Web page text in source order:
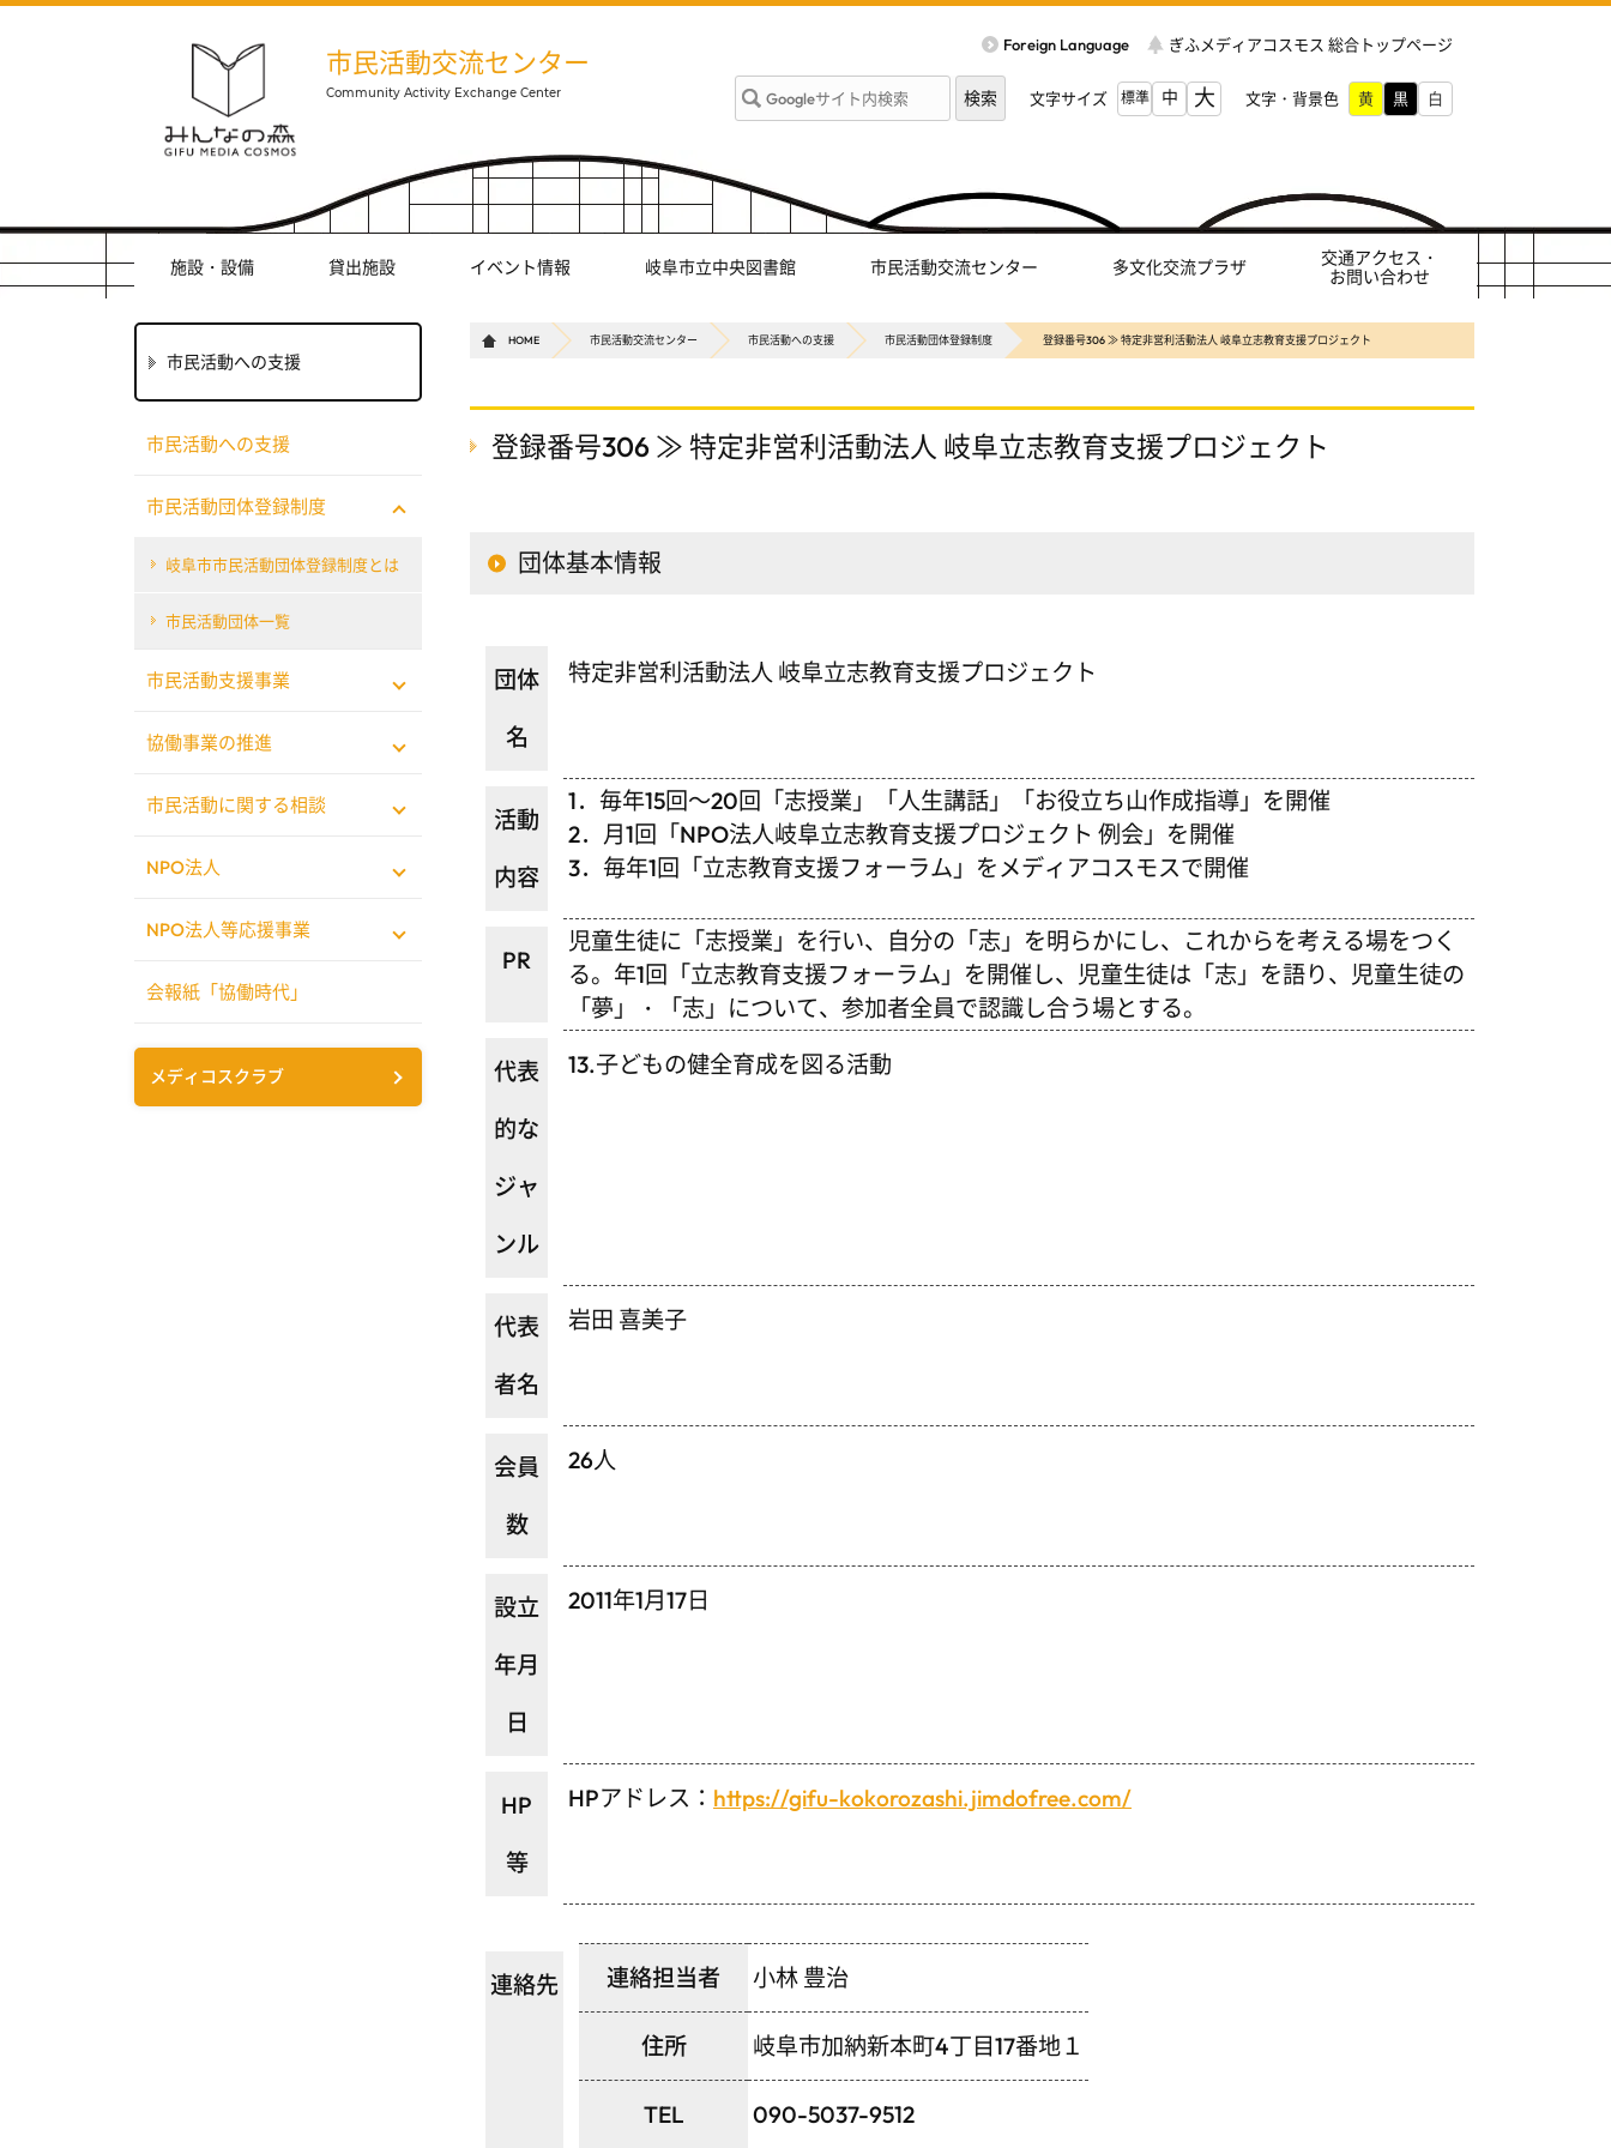
Foreign Language ぎふメディアコスモス 総合トップページ
市民活動交流センター
文字サイズ 標準 中 大 文字・背景色
施設・設備 貸出施設 イベント情報 岐阜市立中央図書館 市民活動交流センター 多文化交流プラザ
交通アクセス・
お問い合わせ
HOME 市民活動交流センター 市民活動への支援 市民活動団体登録制度 登録番号306 ≫ 特定非営利活動法人 岐阜立志教育支援プロジェクト
登録番号306 ≫ 特定非営利活動法人 岐阜立志教育支援プロジェクト
団体基本情報
団体
名
特定非営利活動法人 岐阜立志教育支援プロジェクト
活動
内容
1．毎年15回～20回「志授業」「人生講話」「お役立ち山作成指導」を開催
2．月1回「NPO法人岐阜立志教育支援プロジェクト 例会」を開催
3．毎年1回「立志教育支援フォーラム」をメディアコスモスで開催
PR
児童生徒に「志授業」を行い、自分の「志」を明らかにし、これからを考える場をつく
る。年1回「立志教育支援フォーラム」を開催し、児童生徒は「志」を語り、児童生徒の
「夢」・「志」について、参加者全員で認識し合う場とする。
代表
的な
ジャ
ンル
13.子どもの健全育成を図る活動
代表
者名
岩田 喜美子
会員
数
26人
設立
年月
日
2011年1月17日
HP
等
HPアドレス： https://gifu-kokorozashi.jimdofree.com/
連絡先 連絡担当者 小林 豊治
住所 岐阜市加納新本町4丁目17番地１
TEL 090-5037-9512
市民活動への支援
市民活動への支援
市民活動団体登録制度
岐阜市市民活動団体登録制度とは
市民活動団体一覧
市民活動支援事業
協働事業の推進
市民活動に関する相談
NPO法人
NPO法人等応援事業
会報紙「協働時代」
メディコスクラブ